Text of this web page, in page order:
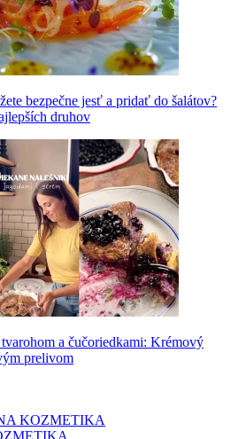
bezpečne jesť a pridať do šalátov?
druhov
a čučoriedkami: Krémový
prelivom
KOZMETIKA